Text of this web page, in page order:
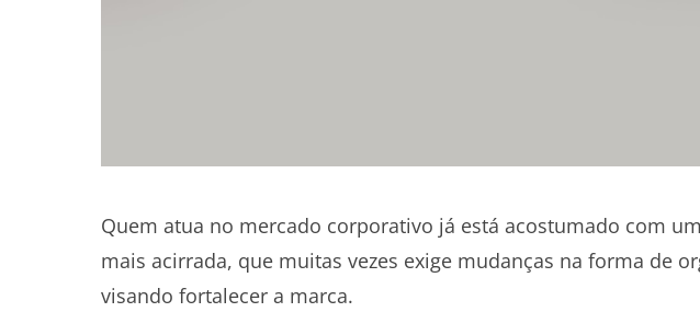
Quem atua no mercado corporativo já está acostumado com
mais acirrada, que muitas vezes exige mudanças na forma de
visando fortalecer a marca.